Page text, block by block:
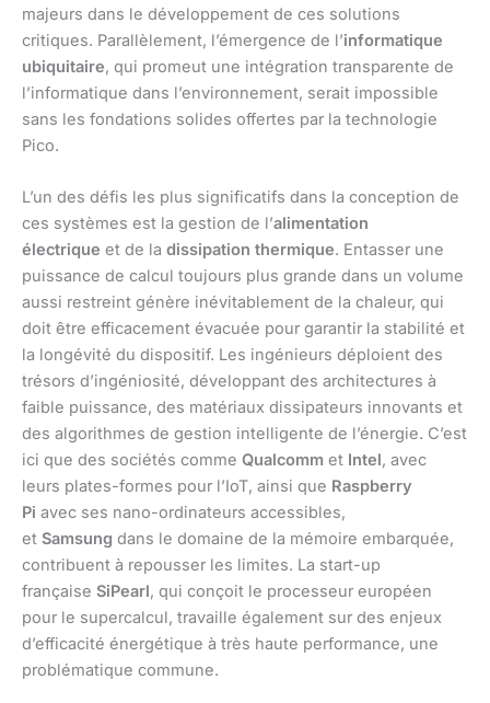
majeurs dans le développement de ces solutions
critiques. Parallèlement, l’émergence de l’informatique
ubiquitaire, qui promeut une intégration transparente de
l’informatique dans l’environnement, serait impossible
sans les fondations solides offertes par la technologie
Pico.
L’un des défis les plus significatifs dans la conception de
ces systèmes est la gestion de l’alimentation
électrique et de la dissipation thermique. Entasser une
puissance de calcul toujours plus grande dans un volume
aussi restreint génère inévitablement de la chaleur, qui
doit être efficacement évacuée pour garantir la stabilité et
la longévité du dispositif. Les ingénieurs déploient des
trésors d’ingéniosité, développant des architectures à
faible puissance, des matériaux dissipateurs innovants et
des algorithmes de gestion intelligente de l’énergie. C’est
ici que des sociétés comme Qualcomm et Intel, avec
leurs plates-formes pour l’IoT, ainsi que Raspberry
Pi avec ses nano-ordinateurs accessibles,
et Samsung dans le domaine de la mémoire embarquée,
contribuent à repousser les limites. La start-up
française SiPearl, qui conçoit le processeur européen
pour le supercalcul, travaille également sur des enjeux
d’efficacité énergétique à très haute performance, une
problématique commune.